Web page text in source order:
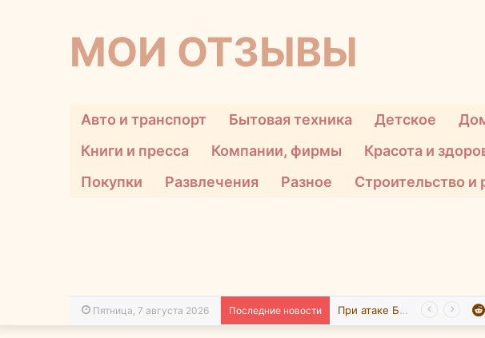
МОИ ОТЗЫВЫ
Авто и транспорт Бытовая техника Детское
Книги и пресса
Компании, фирмы Красота и
Покупки
Развлечения Разное Строительство и
Пятница, 7 августа 2026 Последние новости При атаке БПЛА на Подмосковье пострадали 26 человек